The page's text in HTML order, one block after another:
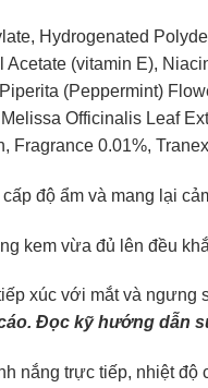
Hydrogenated
(vitamin E),
(Peppermint)
Officinalis Leaf
Fragrance 0.01%,
độ ẩm và mang lại
kem vừa đủ lên đều
xúc với mắt và
Đọc kỹ hướng dẫn
nắng trực tiếp, nhiệt độ